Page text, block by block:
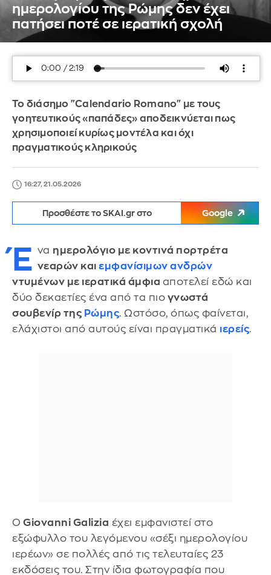
ημερολογίου της Ρώμης δεν έχει
πατήσει ποτέ σε ιερατική σχολή
Το διάσημο "Calendario Romano" με τους
γοητευτικούς «παπάδες» αποδεικνύεται πως
χρησιμοποιεί κυρίως μοντέλα και όχι
πραγματικούς κληρικούς
16:27, 21.05.2026
Προσθέστε το SKAI.gr στο Google
Έ να ημερολόγιο με κοντινά πορτρέτα
νεαρών και εμφανίσιμων ανδρών
ντυμένων με ιερατικά άμφια αποτελεί εδώ και
δύο δεκαετίες ένα από τα πιο γνωστά
σουβενίρ της Ρώμης. Ωστόσο, όπως φαίνεται,
ελάχιστοι από αυτούς είναι πραγματικά ιερείς.
Ο Giovanni Galizia έχει εμφανιστεί στο
εξώφυλλο του λεγόμενου «σέξι ημερολογίου
ιερέων» σε πολλές από τις τελευταίες 23
εκδόσεις του. Στην ίδια φωτογραφία που